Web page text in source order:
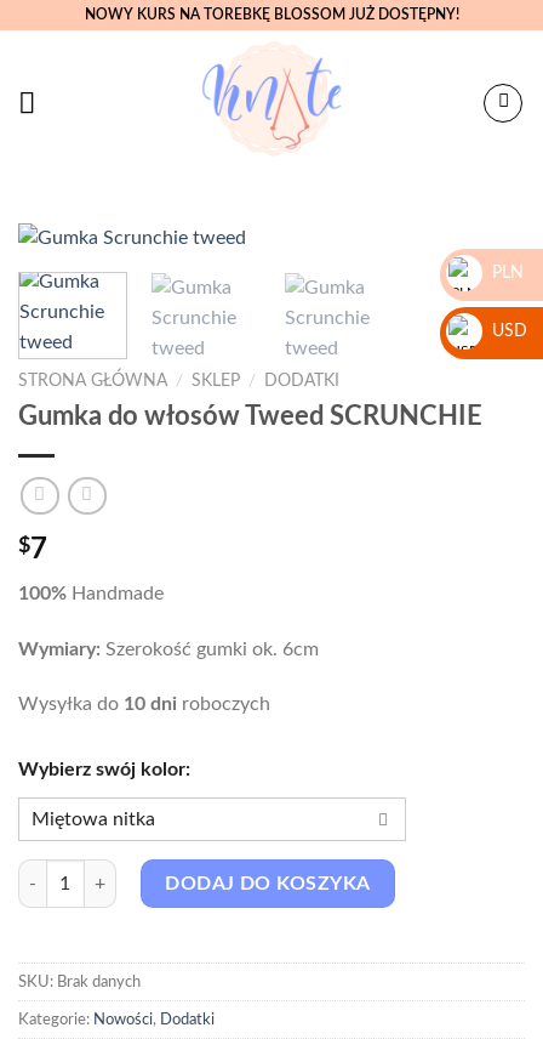
NOWY KURS NA TOREBKĘ BLOSSOM JUŻ DOSTĘPNY!
STRONA GŁÓWNA / SKLEP / DODATKI
Gumka do włosów Tweed SCRUNCHIE
$7
100% Handmade
Wymiary: Szerokość gumki ok. 6cm
Wysyłka do 10 dni roboczych
Wybierz swój kolor:
Miętowa nitka
Granatowa kratka
ilość Gumka do włosów Tweed SCRUNCHIE
DODAJ DO KOSZYKA
SKU: Brak danych
Kategorie: Nowości, Dodatki
zł
PLN
USD